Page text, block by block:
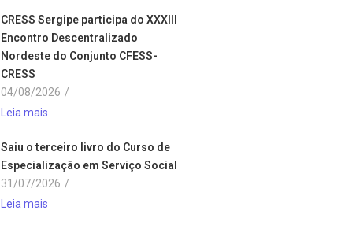
CRESS Sergipe participa do XXXIII
Encontro Descentralizado
Nordeste do Conjunto CFESS-
CRESS
04/08/2026 /
Leia mais
Saiu o terceiro livro do Curso de
Especialização em Serviço Social
31/07/2026 /
Leia mais